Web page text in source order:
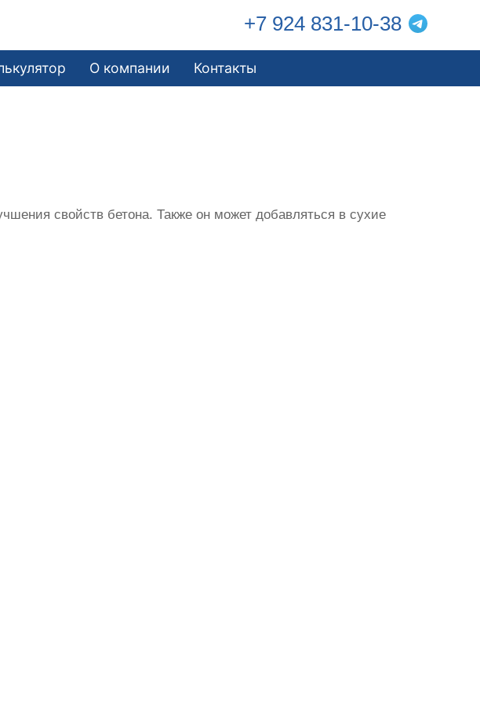
+7 924 831-10-38
О компании Контакты
свойств бетона. Также он может добавляться в сухие